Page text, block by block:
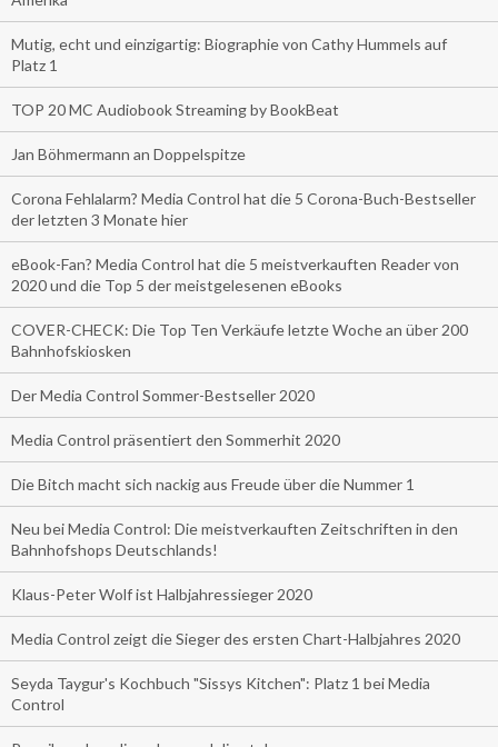
Mutig, echt und einzigartig: Biographie von Cathy Hummels auf
Platz 1
TOP 20 MC Audiobook Streaming by BookBeat
Jan Böhmermann an Doppelspitze
Corona Fehlalarm? Media Control hat die 5 Corona-Buch-Bestseller
der letzten 3 Monate hier
eBook-Fan? Media Control hat die 5 meistverkauften Reader von
2020 und die Top 5 der meistgelesenen eBooks
COVER-CHECK: Die Top Ten Verkäufe letzte Woche an über 200
Bahnhofskiosken
Der Media Control Sommer-Bestseller 2020
Media Control präsentiert den Sommerhit 2020
Die Bitch macht sich nackig aus Freude über die Nummer 1
Neu bei Media Control: Die meistverkauften Zeitschriften in den
Bahnhofshops Deutschlands!
Klaus-Peter Wolf ist Halbjahressieger 2020
Media Control zeigt die Sieger des ersten Chart-Halbjahres 2020
Seyda Taygur's Kochbuch "Sissys Kitchen": Platz 1 bei Media
Control